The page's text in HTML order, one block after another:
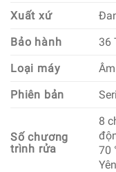
Xuất xứ
Bảo hành
36
Loại máy
Phiên bản
Số chương
trình rửa
8
70